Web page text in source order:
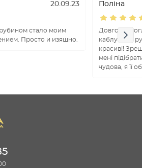
20.09.23
стало моим
Просто и изящно.
Поліна
Довго не
каблучки з
красиві!
мені
чудова, я її